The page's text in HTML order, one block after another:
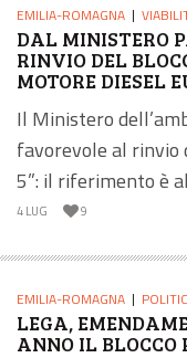
EMILIA-ROMAGNA
DAL MINISTERO
RINVIO DEL
MOTORE DIESEL
Il Ministero
favorevole al rinvio
5”: il riferimento è
4 LUG 9
EMILIA-ROMAGNA
LEGA,
ANNO IL BLOCCO